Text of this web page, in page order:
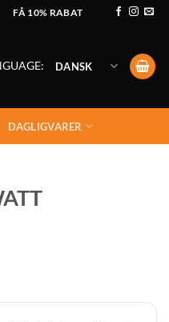
FÅ 10% RABAT
DANSK
DAGLIGVARER